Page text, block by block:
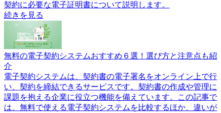
契約に必要な電子証明書について説明します。
続きを見る
無料の電子契約システムおすすめ６選！選び方と注意点も紹
介
電子契約システムは、契約書の電子署名をオンライン上で行
い、契約を締結できるサービスです。契約書の作成や管理に
課題を抱える企業に役立つ機能を備えています。この記事で
は、無料で使える電子契約システムを比較するほか、違いが